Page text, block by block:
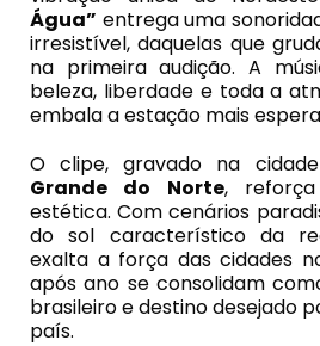
Água” entrega uma
irresistível, daquelas que
na primeira audição. A
beleza, liberdade e toda a
embala a estação mais
O clipe, gravado na
Grande do Norte,
estética. Com cenários
do sol característico da
exalta a força das cidades
após ano se consolidam
brasileiro e destino desejado
país.